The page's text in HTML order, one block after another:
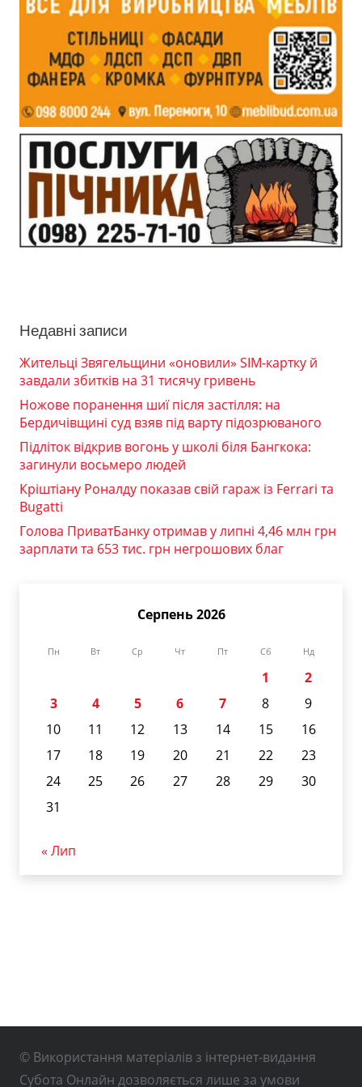
Недавні записи
Жительці Звягельщини «оновили» SIM-картку й
завдали збитків на 31 тисячу гривень
Ножове поранення шиї після застілля: на
Бердичівщині суд взяв під варту підозрюваного
Підліток відкрив вогонь у школі біля Бангкока:
загинули восьмеро людей
Кріштіану Роналду показав свій гараж із Ferrari та
Bugatti
Голова ПриватБанку отримав у липні 4,46 млн грн
зарплати та 653 тис. грн негрошових благ
Серпень 2026
Пн Вт Ср Чт Пт Сб Нд
1
2
3
4 5 6 7 8
9
10
11 12 13 14 15
16
17
18 19 20 21 22
23
24
25 26 27 28 29
30
31
« Лип
© Використання матеріалів з інтернет-видання
Субота Онлайн дозволяється лише за умови